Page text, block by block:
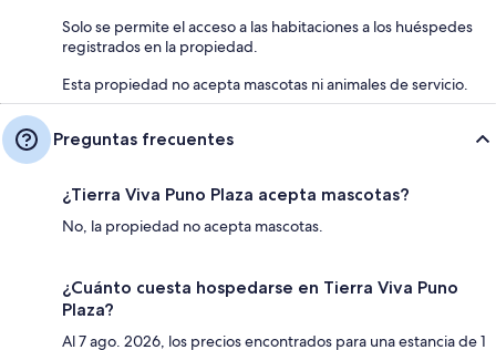
Solo se permite el acceso a las habitaciones a los huéspedes
registrados en la propiedad.
Esta propiedad no acepta mascotas ni animales de servicio.
Preguntas frecuentes
¿Tierra Viva Puno Plaza acepta mascotas?
No, la propiedad no acepta mascotas.
¿Cuánto cuesta hospedarse en Tierra Viva Puno
Plaza?
Al 7 ago. 2026, los precios encontrados para una estancia de 1